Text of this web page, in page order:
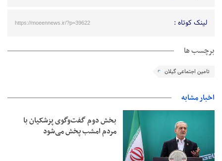
لینک کوتاه : https://moeennews.ir/?p=39622
برچسب ها
تامین اجتماعی گیلان
اخبار مشابه
بخش دوم گفت‌وگوی پزشکیان با
مردم امشب پخش می‌شود